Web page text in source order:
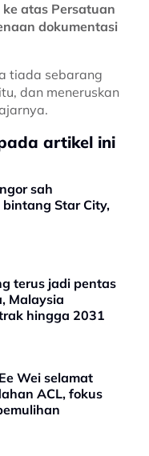
atas Persatuan
dokumentasi
tiada sebarang
dan meneruskan
artikel ini
sah
Star City,
terus jadi pentas
Malaysia
hingga 2031
Wei selamat
ACL, fokus